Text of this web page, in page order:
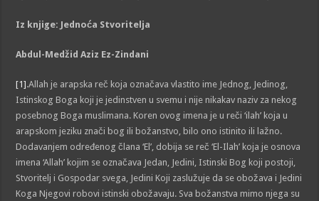
Iz knjige: Jednoća Stvoritelja
Abdul-Medžid Aziz Ez-Zindani
[1].Allah je arapska reč koja označava vlastito ime Jednog, Jedinog,
Istinskog Boga koji je jedinstven u svemu i nije nikakav naziv za nekog
posebnog Boga muslimana. Koren ovog imena je u reči ‘ilah’ koja u
arapskom jeziku znači bog ili božanstvo, bilo ono istinito ili lažno.
Dodavanjem određenog člana ‘El’, dobija se reč ‘El-Ilah’ koja je osnova
imena ‘Allah’ kojim se označava Jedan, Jedini, Istinski Bog koji postoji,
Stvoritelj i Gospodar svega, Jedini Koji zaslužuje da se obožava i Jedini
Koga Njegovi robovi istinski obožavaju. Sva božanstva mimo njega su